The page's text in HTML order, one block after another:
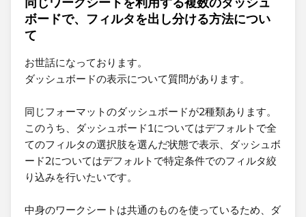
ボードで、フィルタを出し分ける方法につい
て
お世話になっております。
ダッシュボードの表示について質問があります。
同じフォーマットのダッシュボードが2種類あります。
このうち、ダッシュボード1についてはデフォルトで​全
てのフィルタの選択肢を選んだ状態で表示、ダッシュボ
ード2についてはデフォルトで特定条件でのフィルタ絞
り込みを行いたいです。
中身のワークシートは共通のものを使っているため、ダ